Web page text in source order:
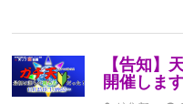
【告知】
開催します